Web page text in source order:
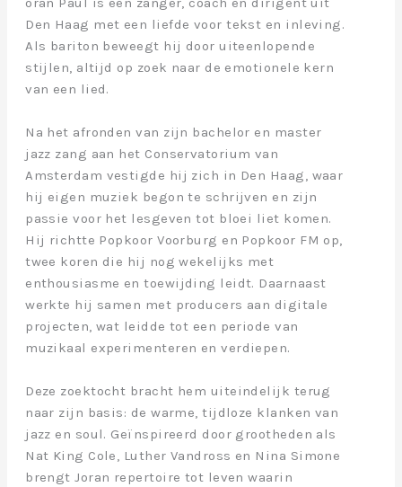
Den Haag met een liefde voor tekst en inleving.
Als bariton beweegt hij door uiteenlopende
stijlen, altijd op zoek naar de emotionele kern
van een lied.
Na het afronden van zijn bachelor en master
jazz zang aan het Conservatorium van
Amsterdam vestigde hij zich in Den Haag, waar
hij eigen muziek begon te schrijven en zijn
passie voor het lesgeven tot bloei liet komen.
Hij richtte Popkoor Voorburg en Popkoor FM op,
twee koren die hij nog wekelijks met
enthousiasme en toewijding leidt. Daarnaast
werkte hij samen met producers aan digitale
projecten, wat leidde tot een periode van
muzikaal experimenteren en verdiepen.
Deze zoektocht bracht hem uiteindelijk terug
naar zijn basis: de warme, tijdloze klanken van
jazz en soul. Geïnspireerd door grootheden als
Nat King Cole, Luther Vandross en Nina Simone
brengt Joran repertoire tot leven waarin